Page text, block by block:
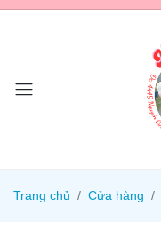
Trang chủ Cửa hàng